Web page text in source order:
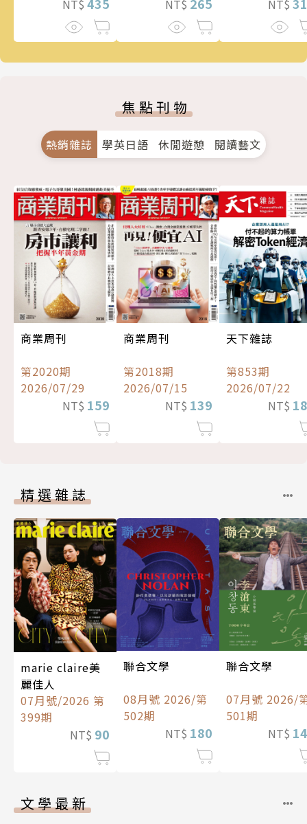
NT$ NT$ NT$
焦點刊物
熱銷雜誌 學英日語 休閒遊憩 閱讀藝文
商業周刊
第2020期
2026/07/29
NT$ 159
商業周刊
第2018期
2026/07/15
NT$ 139
天下雜誌
第853期
2026/07/22
NT$
精選雜誌
marie claire美
麗佳人
07月號/2026 第
399期
NT$ 90
聯合文學
08月號 2026/第
502期
NT$ 180
聯合文學
07月號 2026/
501期
NT$
文學最新